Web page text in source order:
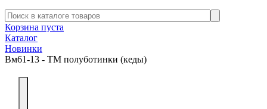
Корзина пуста
Каталог
Новинки
Вм61-13 - ТМ полуботинки (кеды)